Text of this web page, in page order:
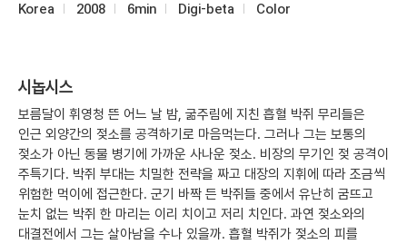
Korea 2008 6min Digi-beta Color
시놉시스
보름달이 휘영청 뜬 어느 날 밤, 굶주림에 지친 흡혈 박쥐 무리들은
인근 외양간의 젖소를 공격하기로 마음먹는다. 그러나 그는 보통의
젖소가 아닌 동물 병기에 가까운 사나운 젖소. 비장의 무기인 젖 공격이
주특기다. 박쥐 부대는 치밀한 전략을 짜고 대장의 지휘에 따라 조금씩
위험한 먹이에 접근한다. 군기 바짝 든 박쥐들 중에서 유난히 굼뜨고
눈치 없는 박쥐 한 마리는 이리 치이고 저리 치인다. 과연 젖소와의
대결전에서 그는 살아남을 수나 있을까. 흡혈 박쥐가 젖소의 피를